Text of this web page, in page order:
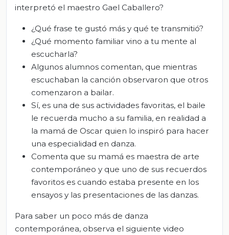
interpretó el maestro Gael Caballero?
¿Qué frase te gustó más y qué te transmitió?
¿Qué momento familiar vino a tu mente al
escucharla?
Algunos alumnos comentan, que mientras
escuchaban la canción observaron que otros
comenzaron a bailar.
Sí, es una de sus actividades favoritas, el baile
le recuerda mucho a su familia, en realidad a
la mamá de Oscar quien lo inspiró para hacer
una especialidad en danza.
Comenta que su mamá es maestra de arte
contemporáneo y que uno de sus recuerdos
favoritos es cuando estaba presente en los
ensayos y las presentaciones de las danzas.
Para saber un poco más de danza
contemporánea, observa el siguiente video